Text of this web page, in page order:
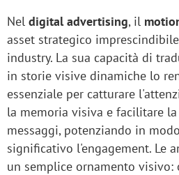
Nel digital advertising, il
asset strategico
industry. La sua capacità di
in storie visive dinamiche lo
essenziale per catturare
la memoria visiva e facilitare
messaggi, potenziando in modo
significativo l'engagement. Le
un semplice ornamento visivo: